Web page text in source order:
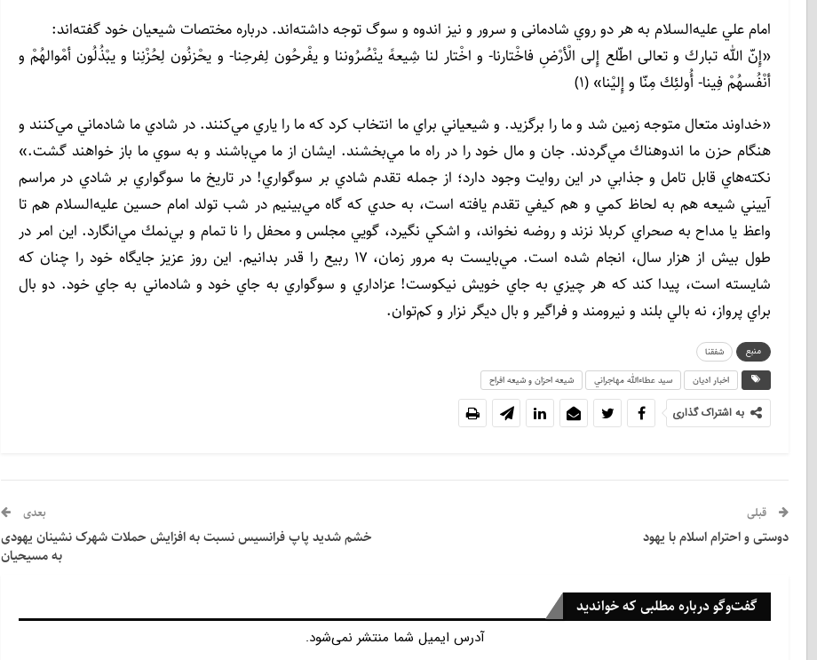
امام علي عليه‌السلام به هر دو روي شادمانی و سرور و نيز اندوه و سوگ توجه داشته‌اند. درباره مختصات شيعيان خود گفته‌اند:
«إِنّ‌ الله تبارك و تعالى اطّلع إِلى الْأرْضِ فاخْتارنا- و اخْتار لنا شِيعهً ينْصُرُوننا و يفْرحُون لِفرحِنا- و يحْزنُون لِحُزْنِنا و يبْذُلُون أمْوالهُمْ و
أنْفُسهُمْ فِينا- أُولئِك مِنّا و إِليْنا» (۱)
«خداوند متعال متوجه زمين شد و ما را برگزيد. و شيعياني براي ما انتخاب كرد كه ما را ياري مي‌كنند. در شادي ما شادماني مي‌كنند و
هنگام حزن ما اندوهناك مي‌گردند. جان و مال خود را در راه ما مي‌بخشند. ايشان از ما مي‌باشند و به سوي ما باز خواهند گشت.»
نكته‌هاي قابل تامل و جذابي در اين روايت وجود دارد؛ از جمله تقدم شادي بر سوگواري! در تاريخ ما سوگواري بر شادي در مراسم
آييني شيعه هم به لحاظ كمي و هم كيفي تقدم يافته است، به حدي كه گاه مي‌بينيم در شب تولد امام حسين عليه‌السلام هم تا
واعظ يا مداح به صحراي كربلا نزند و روضه نخواند، و اشكي نگيرد، گويي مجلس و محفل را نا تمام و بي‌نمك مي‌انگارد. اين امر در
طول بيش از هزار سال، انجام شده است. مي‌بايست به مرور زمان، ۱۷ ربيع را قدر بدانيم. اين روز عزيز جايگاه خود را چنان كه
شايسته است، پيدا كند كه هر چيزي به جاي خويش نيكوست! عزاداري و سوگواري به جاي خود و شادماني به جاي خود. دو بال
براي پرواز، نه بالي بلند و نيرومند و فراگير و بال ديگر نزار و كم‌توان.
منبع
شفقنا
اخبار ادیان
سيد عطاءالله مهاجراني شيعه احزان و شيعه افراح
به اشتراک گذاری
قبلی
دوستی و احترام اسلام با یهود
بعدی
خشم شدید پاپ فرانسیس نسبت به افزایش حملات شهرک نشینان یهودی
به مسیحیان
گفت‌وگو درباره مطلبی که خواندید
آدرس ایمیل شما منتشر نمی‌شود.